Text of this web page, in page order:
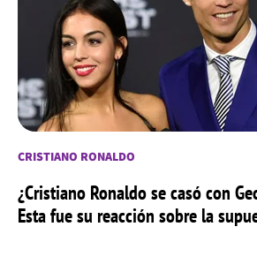
CRISTIANO RONALDO
¿Cristiano Ronaldo se casó con
Esta fue su reacción sobre la